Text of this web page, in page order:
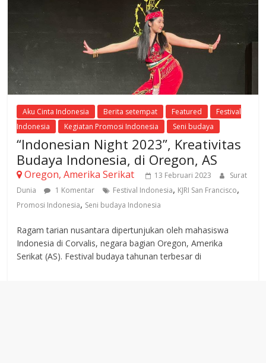
Aku Cinta Indonesia Berita setempat Featured
Festival
Indonesia
Kegiatan Promosi Indonesia Seni budaya
“Indonesian Night 2023”, Kreativitas
Budaya Indonesia, di Oregon, AS
Oregon, Amerika Serikat 13 Februari 2023
Surat
Dunia
1 Komentar Festival Indonesia, KJRI San Francisco,
Promosi Indonesia, Seni budaya Indonesia
Ragam tarian nusantara dipertunjukan oleh mahasiswa
Indonesia di Corvalis, negara bagian Oregon, Amerika
Serikat (AS). Festival budaya tahunan terbesar di